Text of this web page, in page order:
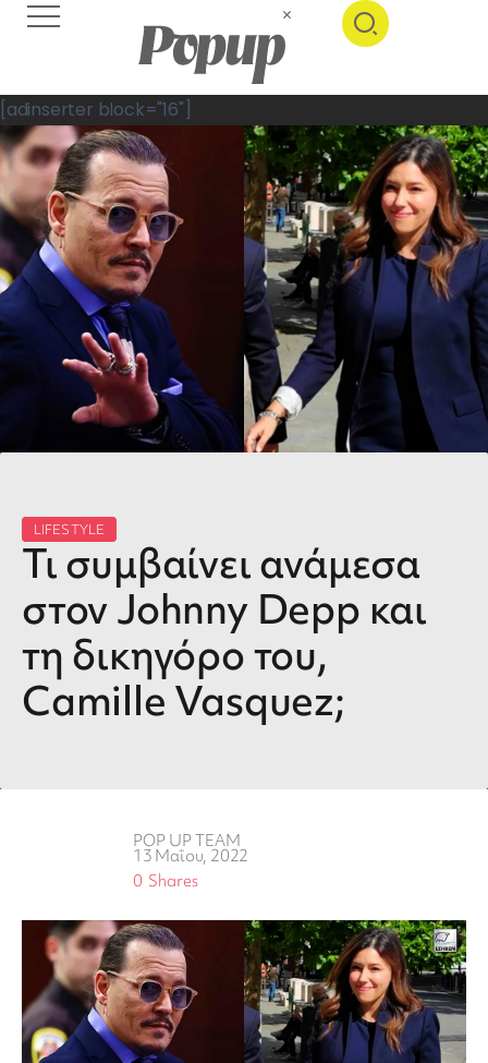
[adinserter block="16"]
LIFESTYLE
Τι συμβαίνει ανάμεσα
στον Johnny Depp και
τη δικηγόρο του,
Camille Vasquez;
POP UP TEAM
13 Μαΐου, 2022
Shares
0